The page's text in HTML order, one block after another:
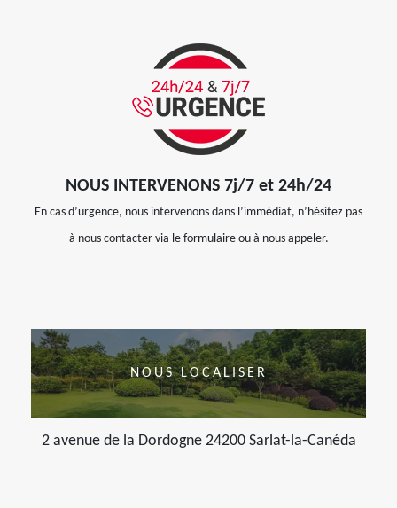
NOUS INTERVENONS 7j/7 et 24h/24
En cas d’urgence, nous intervenons dans l’immédiat, n’hésitez pas
à nous contacter via le formulaire ou à nous appeler.
NOUS LOCALISER
2 avenue de la Dordogne 24200 Sarlat-la-Canéda